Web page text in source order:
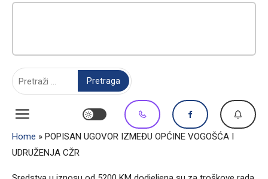
Home » POPISAN UGOVOR IZMEĐU OPĆINE VOGOŠĆA I
UDRUŽENJA CŽR